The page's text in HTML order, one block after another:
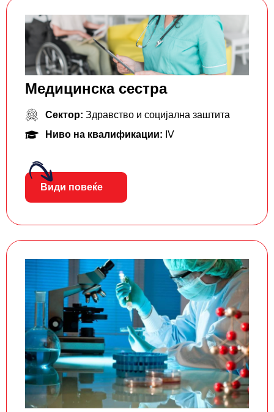
Медицинска сестра
Сектор: Здравство и социјална заштита
Ниво на квалификации: IV
Види повеќе